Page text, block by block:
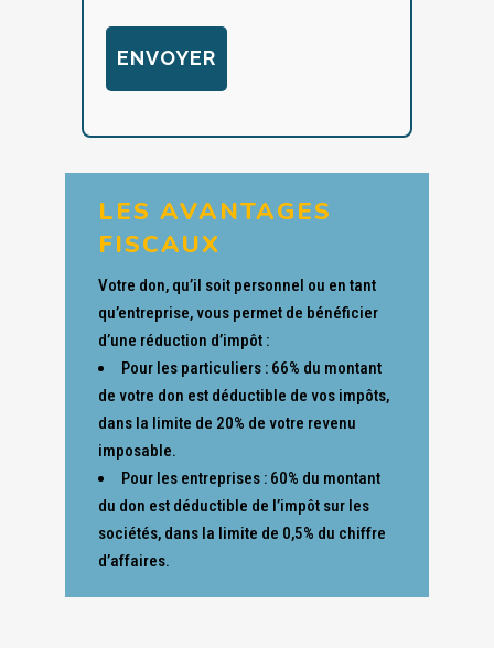
LES AVANTAGES
FISCAUX
Votre don, qu’il soit personnel ou en tant
qu’entreprise, vous permet de bénéficier
d’une réduction d’impôt :
Pour les particuliers : 66% du montant
de votre don est déductible de vos impôts,
dans la limite de 20% de votre revenu
imposable.
Pour les entreprises : 60% du montant
du don est déductible de l’impôt sur les
sociétés, dans la limite de 0,5% du chiffre
d’affaires.